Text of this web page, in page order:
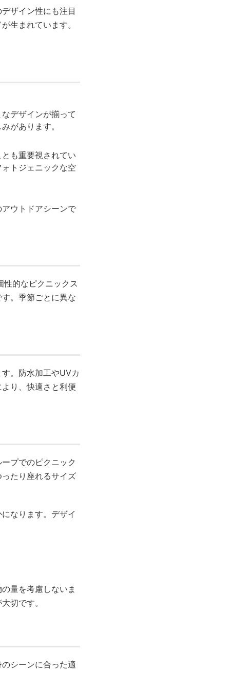
ザイン性にも注目
生まれています。
デザインが揃って
があります。
も重要視されてい
トジェニックな空
ウトドアシーンで
的なピクニックス
。季節ごとに異な
。防水加工やUVカ
り、快適さと利便
プでのピクニック
たり座れるサイズ
なります。デザイ
量を考慮しないま
切です。
シーンに合った適